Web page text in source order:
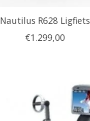
Nautilus R628 Ligfiets
€1.299,00